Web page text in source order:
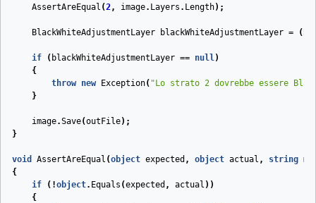
AssertAreEqual (2, image. Layers . Length);
BlackWhiteAdjustmentLayer blackWhiteAdjustmentLayer = (
if ( blackWhiteAdjustmentLayer == null)
{
throw new Exception( "Lo strato 2 dovrebbe essere
}
image.Save(outFile);
}
void AssertAreEqual (object expected , object actual , string
{
if
(!object. Equals (expected , actual ))
{